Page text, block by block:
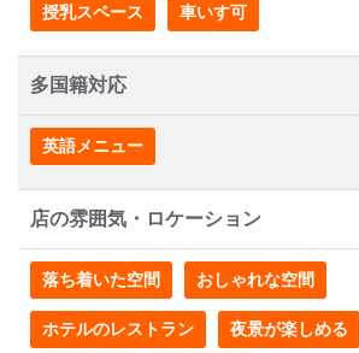
授乳スペース 車いす可
多国籍対応
英語メニュー
店の雰囲気・ロケーション
落ち着いた空間 おしゃれな空間
ホテルのレストラン 夜景が楽しめる